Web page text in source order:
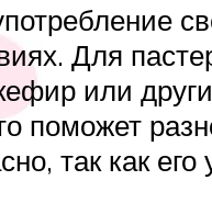
Для
или
поможет
так как